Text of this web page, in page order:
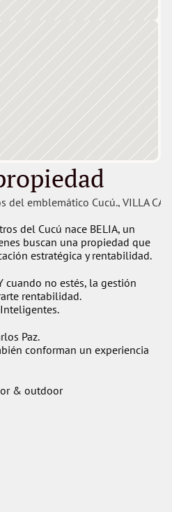
del emblemático Cucú., VILLA
del Cucú nace BELIA, un
buscan una propiedad que
estratégica y rentabilidad.
cuando no estés, la gestión
rentabilidad.
Inteligentes.
Paz.
conforman un experiencia
& outdoor